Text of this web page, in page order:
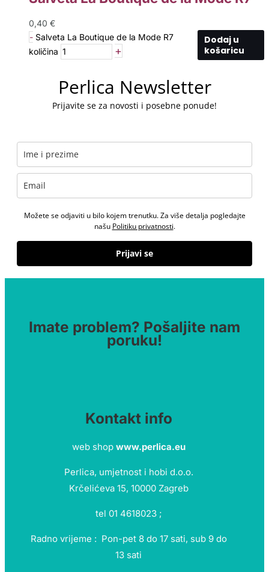
0,40 €
- Salveta La Boutique de la Mode R7
količina
+
Dodaj u
košaricu
Perlica Newsletter
Prijavite se za novosti i posebne ponude!
Možete se odjaviti u bilo kojem trenutku. Za više detalja pogledajte
našu Politiku privatnosti.
Prijavi se
Imate problem? Pošaljite nam
poruku!
Kontakt info
web shop www.perlica.eu
Perlica, umjetnost i hobi d.o.o.
Krčelićeva 15, 10000 Zagreb
tel 01 4618023 ;
Radno vrijeme : Pon-pet 8 do 17 sati, sub 9 do
13 sati